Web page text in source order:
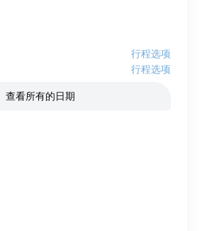
行程选项
行程选项
查看所有的日期